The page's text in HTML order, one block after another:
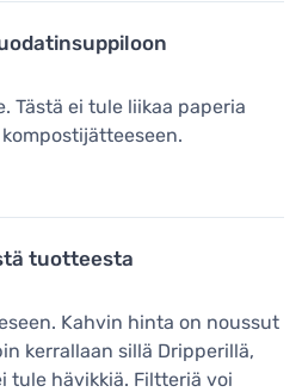
Tästä ei tule liikaa paperia
tuotteesta
Kahvin hinta on noussut
kerrallaan sillä Dripperillä,
tule hävikkiä. Filtteriä voi